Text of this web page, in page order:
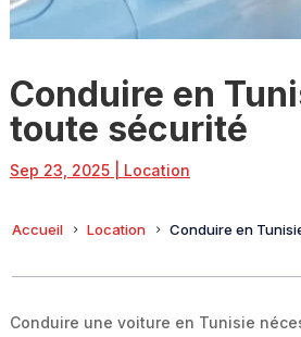
Conduire en
toute sécurité
Sep 23, 2025| Location
Accueil Location Conduire en
Conduire une voiture en Tunisie